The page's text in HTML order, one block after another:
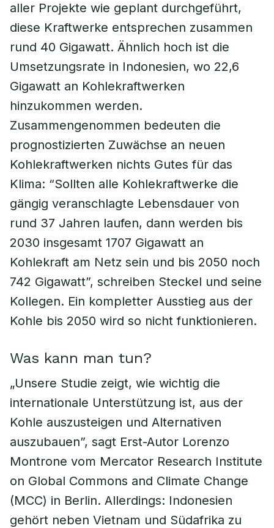
aller Projekte wie geplant durchgeführt,
diese Kraftwerke entsprechen zusammen
rund 40 Gigawatt. Ähnlich hoch ist die
Umsetzungsrate in Indonesien, wo 22,6
Gigawatt an Kohlekraftwerken
hinzukommen werden.
Zusammengenommen bedeuten die
prognostizierten Zuwächse an neuen
Kohlekraftwerken nichts Gutes für das
Klima: “Sollten alle Kohlekraftwerke die
gängig veranschlagte Lebensdauer von
rund 37 Jahren laufen, dann werden bis
2030 insgesamt 1707 Gigawatt an
Kohlekraft am Netz sein und bis 2050 noch
742 Gigawatt”, schreiben Steckel und seine
Kollegen. Ein kompletter Ausstieg aus der
Kohle bis 2050 wird so nicht funktionieren.
Was kann man tun?
„Unsere Studie zeigt, wie wichtig die
internationale Unterstützung ist, aus der
Kohle auszusteigen und Alternativen
auszubauen”, sagt Erst-Autor Lorenzo
Montrone vom Mercator Research Institute
on Global Commons and Climate Change
(MCC) in Berlin. Allerdings: Indonesien
gehört neben Vietnam und Südafrika zu